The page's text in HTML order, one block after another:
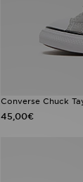
Converse Chuck
45,00€